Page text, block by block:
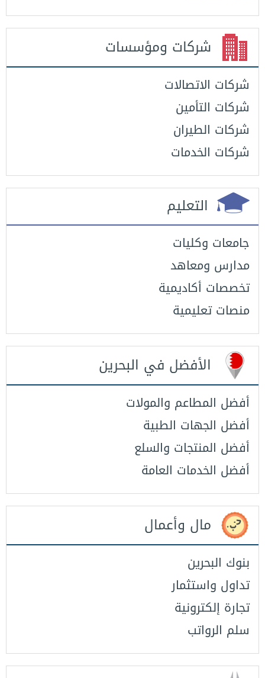
شركات ومؤسسات
شركات الاتصالات
شركات التأمين
شركات الطيران
شركات الخدمات
التعليم
جامعات وكليات
مدارس ومعاهد
تخصصات أكاديمية
منصات تعليمية
الأفضل في البحرين
أفضل المطاعم والمولات
أفضل الجهات الطبية
أفضل المنتجات والسلع
أفضل الخدمات العامة
مال وأعمال
بنوك البحرين
تداول واستثمار
تجارة إلكترونية
سلم الرواتب